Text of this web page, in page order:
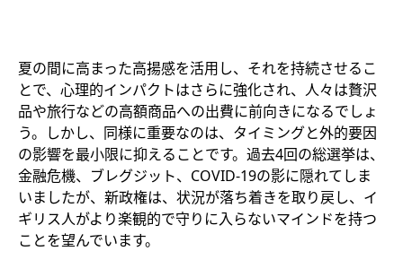
夏の間に高まった高揚感を活用し、それを持続させるこ
とで、心理的インパクトはさらに強化され、人々は贅沢
品や旅行などの高額商品への出費に前向きになるでしょ
う。しかし、同様に重要なのは、タイミングと外的要因
の影響を最小限に抑えることです。過去4回の総選挙は、
金融危機、ブレグジット、COVID-19の影に隠れてしま
いましたが、新政権は、状況が落ち着きを取り戻し、イ
ギリス人がより楽観的で守りに入らないマインドを持つ
ことを望んでいます。